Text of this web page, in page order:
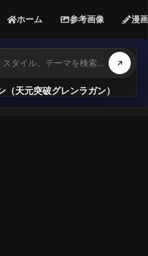
ホーム 参考画像 漫
（天元突破グレンラガン）